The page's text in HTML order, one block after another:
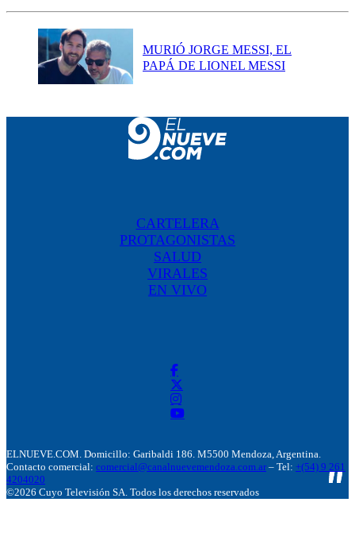
MURIÓ JORGE MESSI, EL
PAPÁ DE LIONEL MESSI
CARTELERA
PROTAGONISTAS
SALUD
VIRALES
EN VIVO
ELNUEVE.COM. Domicillo: Garibaldi 186. M5500 Mendoza, Argentina.
Contacto comercial: comercial@canalnuevemendoza.com.ar – Tel: +(54) 9 261
4204020
©2026 Cuyo Televisión SA. Todos los derechos reservados